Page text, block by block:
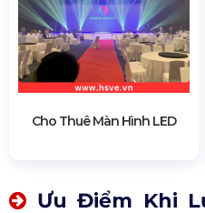
Cho Thuê Màn Hình LED
Ưu Điểm Khi